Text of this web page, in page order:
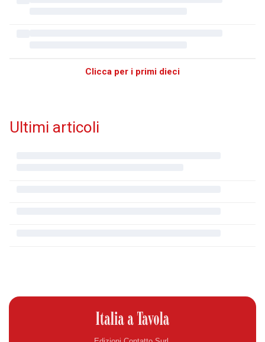
Clicca per i primi dieci
Ultimi articoli